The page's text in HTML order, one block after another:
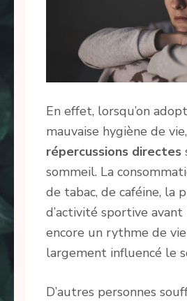
En effet, lorsqu’on
mauvaise hygiène de
répercussions directes
sommeil. La
de tabac, de caféine, la
d’activité sportive
encore un rythme de
largement influencé le
D’autres personnes